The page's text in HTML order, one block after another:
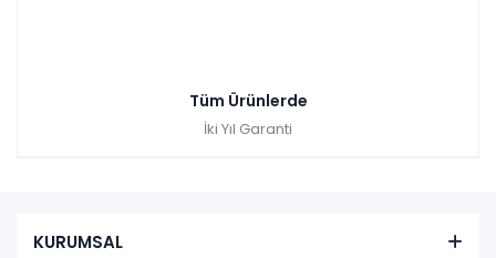
Tüm Ürünlerde
İki Yıl Garanti
KURUMSAL